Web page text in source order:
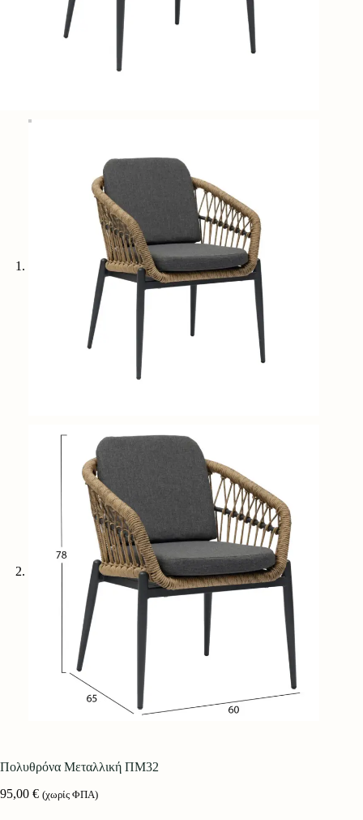
Πολυθρόνα Μεταλλική ΠΜ32
95,00 € (χωρίς ΦΠΑ)